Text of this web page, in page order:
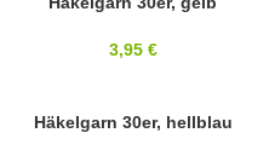
3,95 €
SOLD OUT
Häkelgarn 30er, hellblau